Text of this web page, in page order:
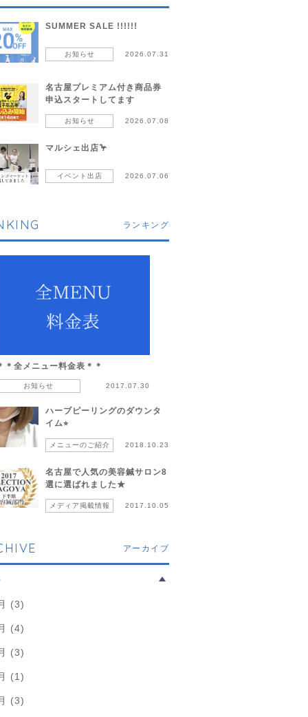
SUMMER SALE !!!!!!
お知らせ 2026.07.31
名古屋プレミアム付き商品券
申込スタートしてます
お知らせ 2026.07.08
マルシェ出店🦩
イベント出店 2026.07.06
ランキング
＊全メニュー料金表＊＊
お知らせ 2017.07.30
ハーブピーリングのダウンタ
イム⭐︎
メニューのご紹介 2018.10.23
名古屋で人気の美容鍼サロン8
選に選ばれました★
メディア掲載情報 2017.10.05
アーカイブ
(3)
(4)
(3)
(1)
(3)